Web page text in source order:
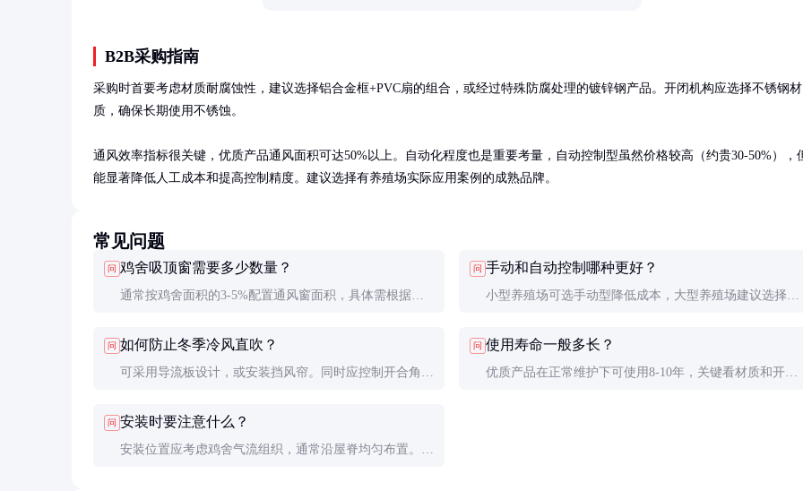
B2B采购指南
采购时首要考虑材质耐腐蚀性，建议选择铝合金框+PVC扇的组合，或经过特殊防腐处理的镀锌钢产品。开闭机构应选择不锈钢材
质，确保长期使用不锈蚀。
通风效率指标很关键，优质产品通风面积可达50%以上。自动化程度也是重要考量，自动控制型虽然价格较高（约贵30-50%），
能显著降低人工成本和提高控制精度。建议选择有养殖场实际应用案例的成熟品牌。
常见问题
问 鸡舍吸顶窗需要多少数量？
通常按鸡舍面积的3-5%配置通风窗面积，具体需根据养
风设计人员。
问 手动和自动控制哪种更好？
小型养殖场可选手动型降低成本，大型养殖场建议选择自
高。
问 如何防止冬季冷风直吹？
可采用导流板设计，或安装挡风帘。同时应控制开合角
气流。
问 使用寿命一般多长？
优质产品在正常维护下可使用8-10年，关键看材质和开闭
问 安装时要注意什么？
安装位置应考虑鸡舍气流组织，通常沿屋脊均匀布置。固